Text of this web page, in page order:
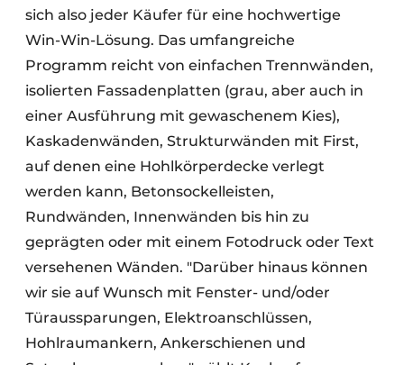
sich also jeder Käufer für eine hochwertige
Win-Win-Lösung. Das umfangreiche
Programm reicht von einfachen Trennwänden,
isolierten Fassadenplatten (grau, aber auch in
einer Ausführung mit gewaschenem Kies),
Kaskadenwänden, Strukturwänden mit First,
auf denen eine Hohlkörperdecke verlegt
werden kann, Betonsockelleisten,
Rundwänden, Innenwänden bis hin zu
geprägten oder mit einem Fotodruck oder Text
versehenen Wänden. "Darüber hinaus können
wir sie auf Wunsch mit Fenster- und/oder
Türaussparungen, Elektroanschlüssen,
Hohlraumankern, Ankerschienen und